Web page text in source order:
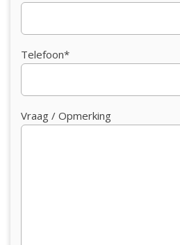
Via een vlizo trap is de 2 e
Buiten:
houten berging met veel
Telefoon*
Vraag / Opmerking